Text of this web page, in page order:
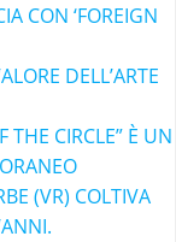
CON ‘FOREIGN
DELL’ARTE
CIRCLE” È UN
(VR) COLTIVA